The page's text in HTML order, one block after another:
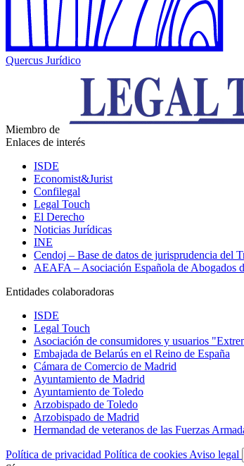
Quercus Jurídico
Miembro de
Enlaces de interés
ISDE
Economist&Jurist
Confilegal
Legal Touch
El Derecho
Noticias Jurídicas
INE
Cendoj – Base de datos de jurisprudencia del
AEAFA – Asociación Española de Abogados
Entidades colaboradoras
ISDE
Legal Touch
Asociación de consumidores y usuarios
Embajada de Belarús en el Reino de España
Cámara de Comercio de Madrid
Ayuntamiento de Madrid
Ayuntamiento de Toledo
Arzobispado de Toledo
Arzobispado de Madrid
Hermandad de veteranos de las Fuerzas
Política de privacidad Política de cookies Aviso legal